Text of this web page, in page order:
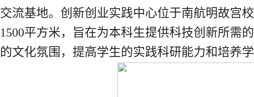
交流基地。创新创业实践中心位于南航明故宫
1500平方米，旨在为本科生提供科技创新所需
的文化氛围，提高学生的实践科研能力和培养